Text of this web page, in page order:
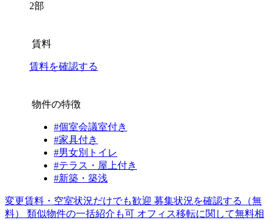
2部
賃料
賃料を確認する
物件の特徴
#個室会議室付き
#家具付き
#男女別トイレ
#テラス・屋上付き
#新築・築浅
変更賃料・空室状況だけでも歓迎 募集状況を確認する（無
料）
類似物件の一括紹介も可 オフィス移転に関して無料相